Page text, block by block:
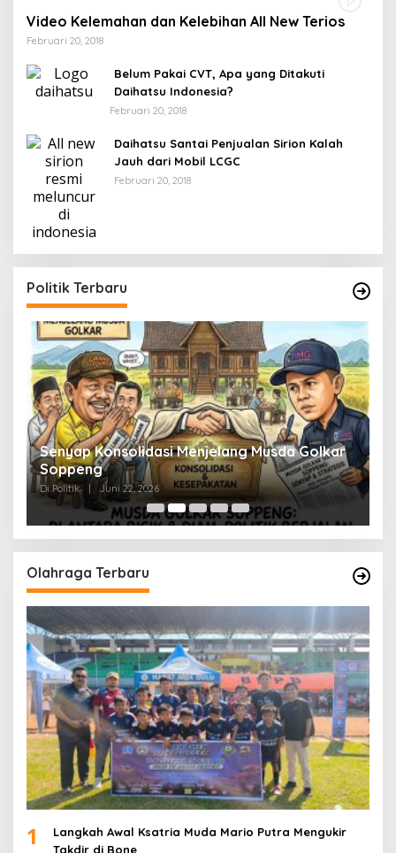
Video Kelemahan dan Kelebihan All New Terios
Februari 20, 2018
Belum Pakai CVT, Apa yang Ditakuti
Daihatsu Indonesia?
Februari 20, 2018
Daihatsu Santai Penjualan Sirion Kalah
Jauh dari Mobil LCGC
Februari 20, 2018
Politik Terbaru
Senyap Konsolidasi Menjelang Musda Golkar
Soppeng
Di Politik | Juni 22, 2026
Olahraga Terbaru
1
Langkah Awal Ksatria Muda Mario Putra Mengukir
Takdir di Bone